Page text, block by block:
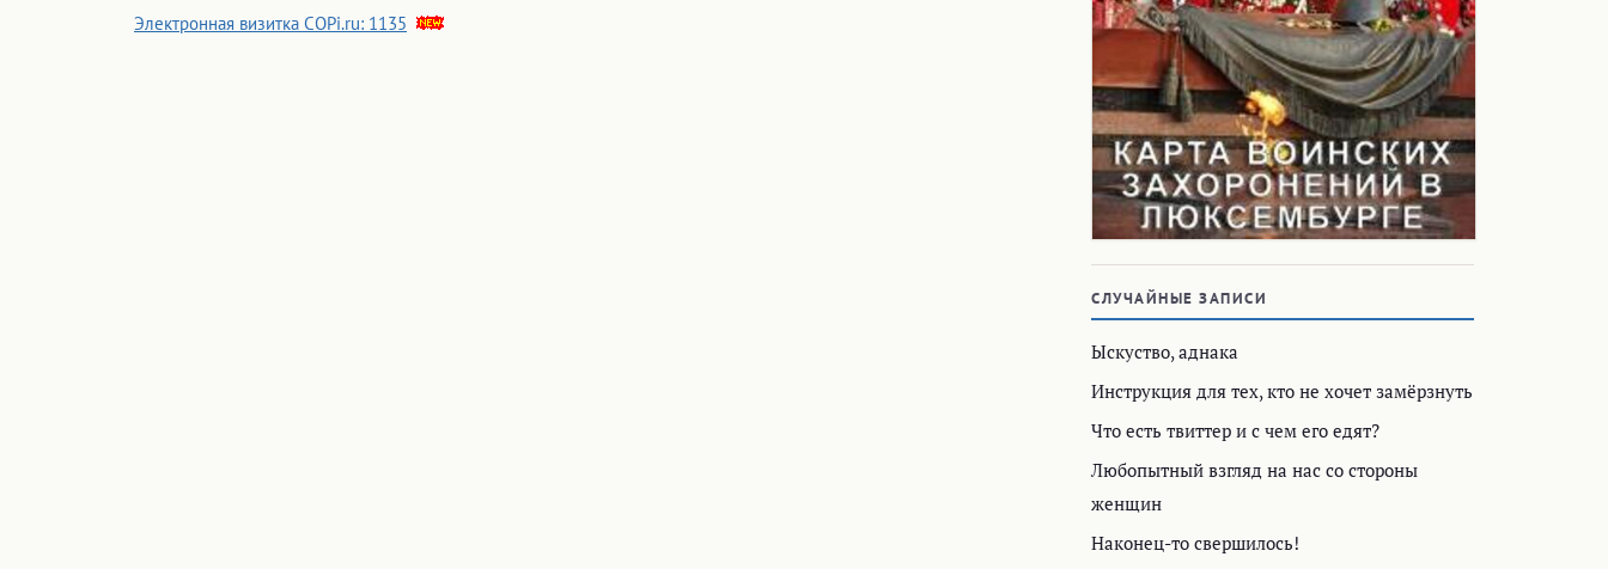
Электронная визитка COPi.ru: 1135
СЛУЧАЙНЫЕ ЗАПИСИ
Ыскуство, аднака
Инструкция для тех, кто не хочет замёрзнуть
Что есть твиттер и с чем его едят?
Любопытный взгляд на нас со стороны
женщин
Наконец-то свершилось!